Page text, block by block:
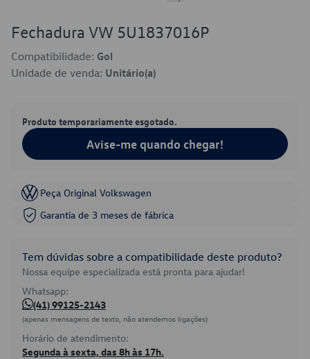
Fechadura VW 5U1837016P
Compatibilidade: Gol
Unidade de venda: Unitário(a)
Produto temporariamente esgotado.
Avise-me quando chegar!
Peça Original Volkswagen
Garantia de 3 meses de fábrica
Tem dúvidas sobre a compatibilidade deste produto?
Nossa equipe especializada está pronta para ajudar!
Whatsapp:
(41) 99125-2143
(apenas mensagens de texto, não atendemos ligações)
Horário de atendimento:
Segunda à sexta, das 8h às 17h.